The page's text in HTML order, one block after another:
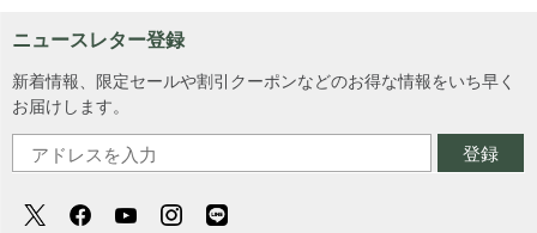
ニュースレター登録
新着情報、限定セールや割引クーポンなどのお得な情報をいち早く
お届けします。
登録